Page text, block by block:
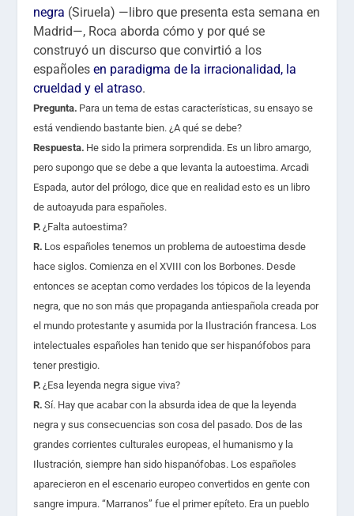
negra (Siruela) —libro que presenta esta semana en
Madrid—, Roca aborda cómo y por qué se
construyó un discurso que convirtió a los
españolesen paradigma de la irracionalidad, la
crueldad y el atraso.
Pregunta. Para un tema de estas características, su ensayo se
está vendiendo bastante bien. ¿A qué se debe?
Respuesta. He sido la primera sorprendida. Es un libro amargo,
pero supongo que se debe a que levanta la autoestima. Arcadi
Espada, autor del prólogo, dice que en realidad esto es un libro
de autoayuda para españoles.
P.¿Falta autoestima?
R. Los españoles tenemos un problema de autoestima desde
hace siglos. Comienza en el XVIII con los Borbones. Desde
entonces se aceptan como verdades los tópicos de la leyenda
negra, que no son más que propaganda antiespañola creada por
el mundo protestante y asumida por la Ilustración francesa. Los
intelectuales españoles han tenido que ser hispanófobos para
tener prestigio.
P.¿Esa leyenda negra sigue viva?
R. Sí. Hay que acabar con la absurda idea de que la leyenda
negra y sus consecuencias son cosa del pasado. Dos de las
grandes corrientes culturales europeas, el humanismo y la
Ilustración, siempre han sido hispanófobas. Los españoles
aparecieron en el escenario europeo convertidos en gente con
sangre impura. “Marranos” fue el primer epíteto. Era un pueblo